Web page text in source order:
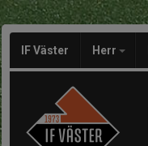
IF Väster Herr